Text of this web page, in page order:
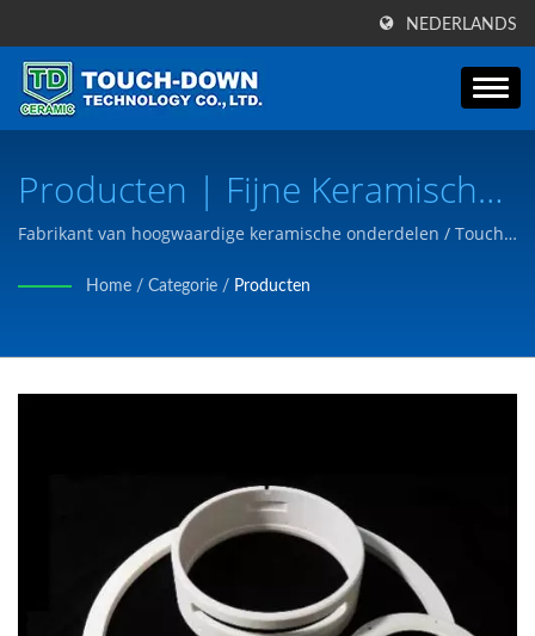
NEDERLANDS
Producten | Fijne Keramische
Componenten Voor
Wetenschap, Ruimte En
Fabrikant van hoogwaardige keramische onderdelen / Touch-
fabriceren producten om te voldoen aan de behoeften van de
Home / Categorie / Producten